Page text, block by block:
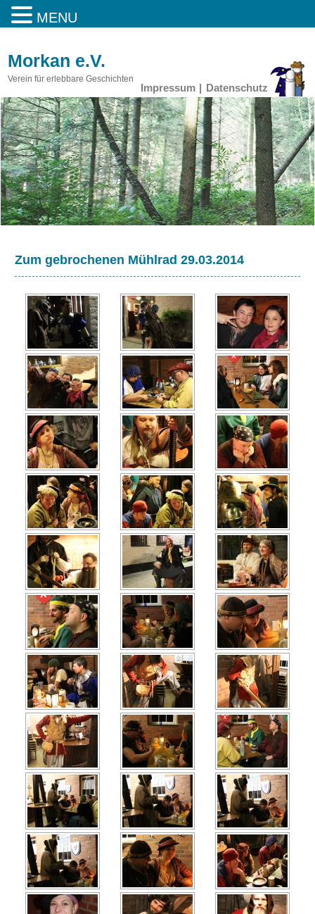
Morkan e.V.
Verein für erlebbare Geschichten
Impressum Datenschutz
Zum gebrochenen Mühlrad 29.03.2014
MENU